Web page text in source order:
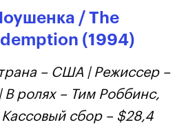
/ The
(1994)
– США | Режиссер –
ролях – Тим Роббинс,
сбор – $28,4